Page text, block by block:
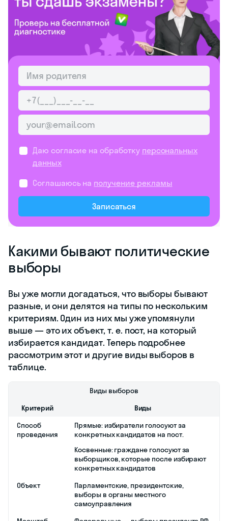
другой документ, по которому человек
может постоянно проживать за
границей. Исключение — если
гражданин хочет стать должностным
лицом в органах местного
самоуправления и его право
избираться подтверждает
международный договор.
Подумайте…
Составьте портрет идеального
чертами должен обладать человек,
который хочет получить
государственную должность? Что
должно мотивировать его на хорошую
работу?
персональных данных
Записаться
Какими бывают
политические выборы